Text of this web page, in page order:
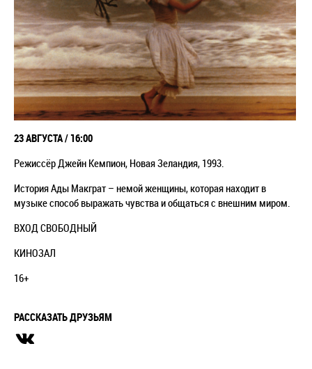
23 АВГУСТА / 16:00
Режиссёр Джейн Кемпион, Новая Зеландия, 1993.
История Ады Макграт – немой женщины, которая находит в
музыке способ выражать чувства и общаться с внешним миром.
ВХОД СВОБОДНЫЙ
КИНОЗАЛ
16+
РАССКАЗАТЬ ДРУЗЬЯМ